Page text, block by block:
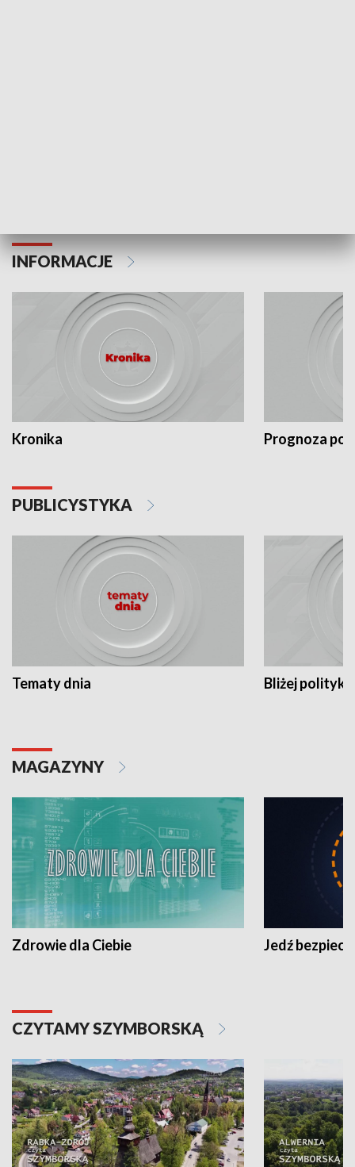
INFORMACJE
Kronika Prognoza
PUBLICYSTYKA
Tematy dnia Bliżej polityki
MAGAZYNY
Zdrowie dla Ciebie Jedź
CZYTAMY SZYMBORSKĄ